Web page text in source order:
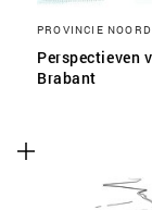
PROVINCIE
Perspectieven
Brabant